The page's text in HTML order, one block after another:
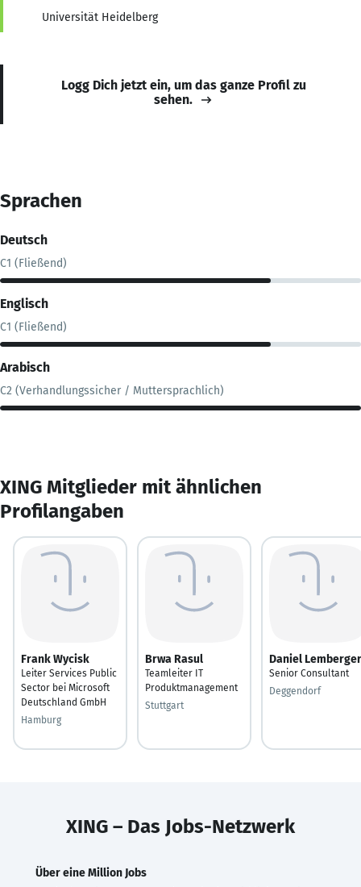
Universität Heidelberg
Logg Dich jetzt ein, um das ganze Profil zu
sehen.
Sprachen
Deutsch
C1 (Fließend)
Englisch
C1 (Fließend)
Arabisch
C2 (Verhandlungssicher / Muttersprachlich)
XING Mitglieder mit ähnlichen
Profilangaben
Frank Wycisk
Leiter Services Public
Sector bei Microsoft
Deutschland GmbH
Hamburg
Brwa Rasul
Teamleiter IT
Produktmanagement
Stuttgart
Daniel Lemberger
Senior Consultant
Deggendorf
XING – Das Jobs-Netzwerk
Über eine Million Jobs